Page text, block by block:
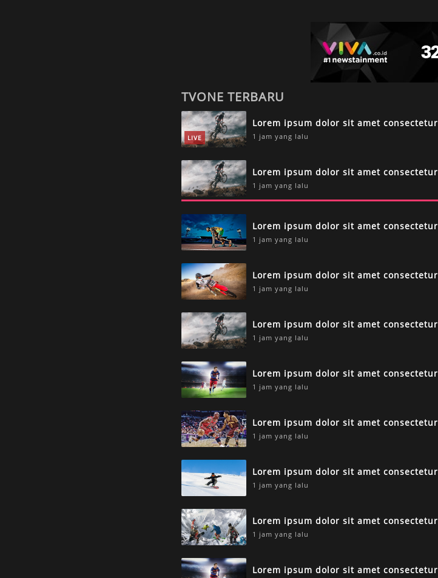
TVONE TERBARU
LIVE
Lorem ipsum dolor sit amet consectetur
1 jam yang lalu
Lorem ipsum dolor sit amet consectetur
1 jam yang lalu
Lorem ipsum dolor sit amet consectetur
1 jam yang lalu
Lorem ipsum dolor sit amet consectetur
1 jam yang lalu
Lorem ipsum dolor sit amet consectetur
1 jam yang lalu
Lorem ipsum dolor sit amet consectetur
1 jam yang lalu
Lorem ipsum dolor sit amet consectetur
1 jam yang lalu
Lorem ipsum dolor sit amet consectetur
1 jam yang lalu
Lorem ipsum dolor sit amet consectetur
1 jam yang lalu
Lorem ipsum dolor sit amet consectetur